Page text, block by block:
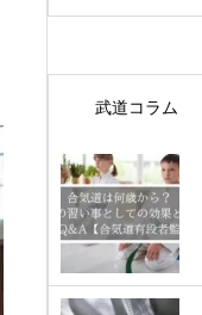
武道コラム